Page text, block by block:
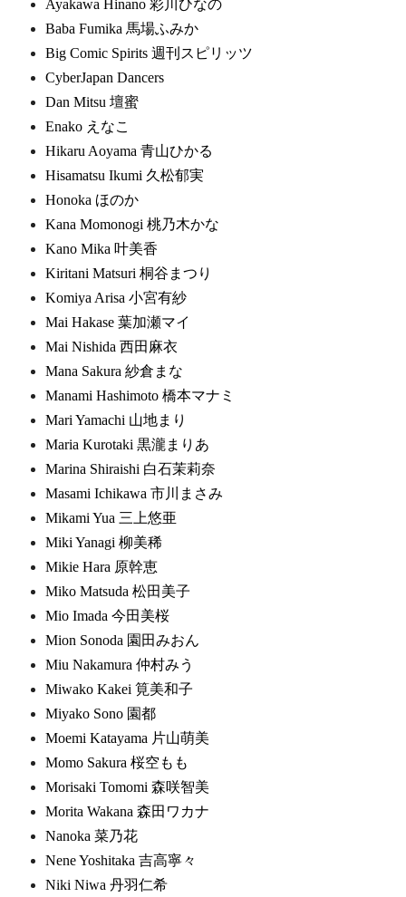
Ayakawa Hinano 彩川ひなの
Baba Fumika 馬場ふみか
Big Comic Spirits 週刊スピリッツ
CyberJapan Dancers
Dan Mitsu 壇蜜
Enako えなこ
Hikaru Aoyama 青山ひかる
Hisamatsu Ikumi 久松郁実
Honoka ほのか
Kana Momonogi 桃乃木かな
Kano Mika 叶美香
Kiritani Matsuri 桐谷まつり
Komiya Arisa 小宮有紗
Mai Hakase 葉加瀬マイ
Mai Nishida 西田麻衣
Mana Sakura 紗倉まな
Manami Hashimoto 橋本マナミ
Mari Yamachi 山地まり
Maria Kurotaki 黒瀧まりあ
Marina Shiraishi 白石茉莉奈
Masami Ichikawa 市川まさみ
Mikami Yua 三上悠亜
Miki Yanagi 柳美稀
Mikie Hara 原幹恵
Miko Matsuda 松田美子
Mio Imada 今田美桜
Mion Sonoda 園田みおん
Miu Nakamura 仲村みう
Miwako Kakei 筧美和子
Miyako Sono 園都
Moemi Katayama 片山萌美
Momo Sakura 桜空もも
Morisaki Tomomi 森咲智美
Morita Wakana 森田ワカナ
Nanoka 菜乃花
Nene Yoshitaka 吉高寧々
Niki Niwa 丹羽仁希